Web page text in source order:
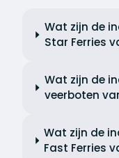
Wat zijn de
Star Ferries
Wat zijn de
veerboten
Wat zijn de
Fast Ferries